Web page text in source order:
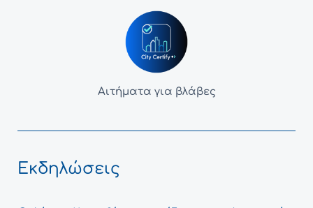
Αιτήματα για βλάβες
Εκδηλώσεις